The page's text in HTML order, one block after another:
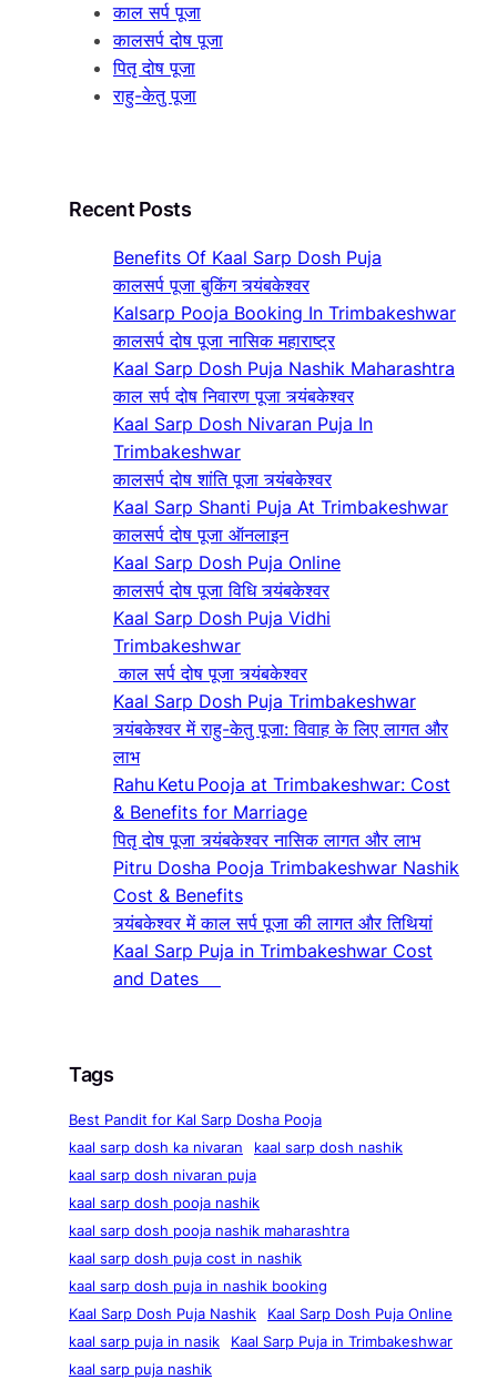
काल सर्प पूजा
कालसर्प दोष पूजा
पितृ दोष पूजा
राहु-केतु पूजा
Recent Posts
Benefits Of Kaal Sarp Dosh Puja
कालसर्प पूजा बुकिंग त्र्यंबकेश्वर
Kalsarp Pooja Booking In Trimbakeshwar
कालसर्प दोष पूजा नासिक महाराष्ट्र
Kaal Sarp Dosh Puja Nashik Maharashtra
काल सर्प दोष निवारण पूजा त्र्यंबकेश्वर
Kaal Sarp Dosh Nivaran Puja In
Trimbakeshwar
कालसर्प दोष शांति पूजा त्र्यंबकेश्वर
Kaal Sarp Shanti Puja At Trimbakeshwar
कालसर्प दोष पूजा ऑनलाइन
Kaal Sarp Dosh Puja Online
कालसर्प दोष पूजा विधि त्र्यंबकेश्वर
Kaal Sarp Dosh Puja Vidhi
Trimbakeshwar
काल सर्प दोष पूजा त्र्यंबकेश्वर
Kaal Sarp Dosh Puja Trimbakeshwar
त्र्यंबकेश्वर में राहु-केतु पूजा: विवाह के लिए लागत और
लाभ
Rahu Ketu Pooja at Trimbakeshwar: Cost
& Benefits for Marriage
पितृ दोष पूजा त्र्यंबकेश्वर नासिक लागत और लाभ
Pitru Dosha Pooja Trimbakeshwar Nashik
Cost & Benefits
त्र्यंबकेश्वर में काल सर्प पूजा की लागत और तिथियां
Kaal Sarp Puja in Trimbakeshwar Cost
and Dates
Tags
Best Pandit for Kal Sarp Dosha Pooja
kaal sarp dosh ka nivaran
kaal sarp dosh nashik
kaal sarp dosh nivaran puja
kaal sarp dosh pooja nashik
kaal sarp dosh pooja nashik maharashtra
kaal sarp dosh puja cost in nashik
kaal sarp dosh puja in nashik booking
Kaal Sarp Dosh Puja Nashik
Kaal Sarp Dosh Puja Online
kaal sarp puja in nasik
Kaal Sarp Puja in Trimbakeshwar
kaal sarp puja nashik